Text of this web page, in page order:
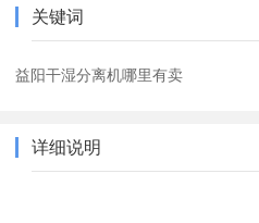
关键词
益阳干湿分离机哪里有卖
详细说明